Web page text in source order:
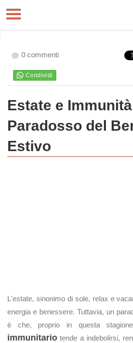
0 commenti
Estate e
Paradosso del
Estivo
L'estate, sinonimo di sole, relax e
energia e benessere. Tuttavia, un
è che, proprio in questa
immunitario tende a indebolirsi,